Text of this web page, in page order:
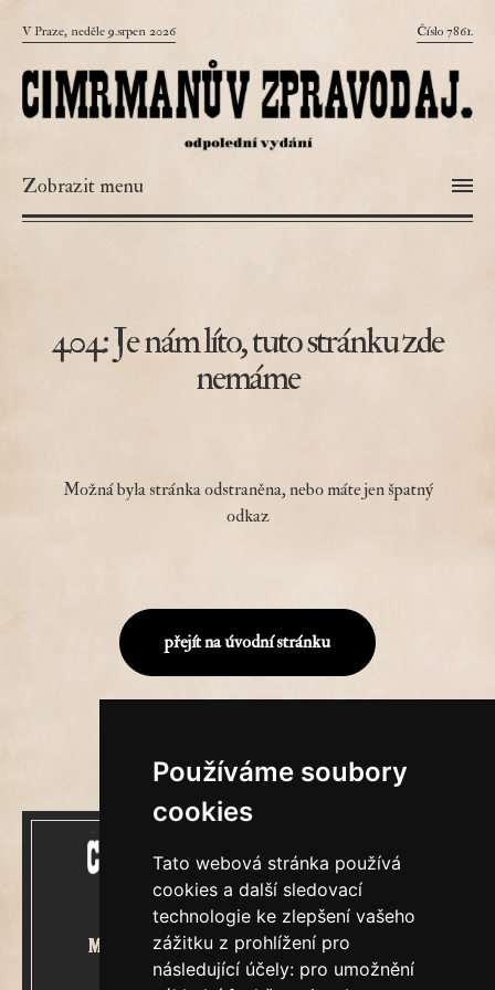
Používáme soubory
cookies
Tato webová stránka používá
cookies a další sledovací
technologie ke zlepšení vašeho
zážitku z prohlížení pro
následující účely: pro umožnění
V Praze, neděle 9.srpen 2026 Číslo 7861.
Zobrazit menu
404: Je nám líto, tuto stránku zde
nemáme
Možná byla stránka odstraněna, nebo máte jen špatný
odkaz
přejít na úvodní stránku
Mecenášem Cimrmanova Zpravodaje
je společnost